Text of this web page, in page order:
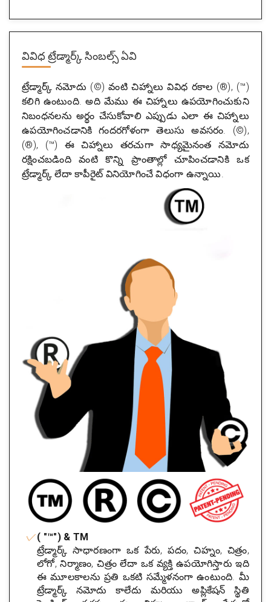
వివిధ ట్రేడ్మార్క్ సింబల్స్ ఏవి
ట్రేడ్మార్క్ నమోదు (©) వంటి చిహ్నాలు వివిధ రకాల (®), (™)
కలిగి ఉంటుంది. అది మేము ఈ చిహ్నాలు ఉపయోగించుకుని
నిబంధనలను అర్థం చేసుకోవాలి ఎప్పుడు ఎలా ఈ చిహ్నాలు
ఉపయోగించడానికి గందరగోళంగా తెలుసు అవసరం. (©),
(®), (™) ఈ చిహ్నాలు తరచుగా సాధ్యమైనంత నమోదు
రక్షించబడింది వంటి కొన్ని ప్రాంతాల్లో చూపించడానికి ఒక
ట్రేడ్మార్క్ లేదా కాపీరైట్ వినియోగించే విధంగా ఉన్నాయి.
( "™") & TM
ట్రేడ్మార్క్ సాధారణంగా ఒక పేరు, పదం, చిహ్నం, చిత్రం,
లోగో, నిర్మాణం, చిత్రం లేదా ఒక వ్యక్తి ఉపయోగిస్తారు ఇది
ఈ మూలకాలను ప్రతి ఒకటి సమ్మేళనంగా ఉంటుంది. మీ
ట్రేడ్మార్క్ నమోదు కాలేదు మరియు అప్లికేషన్ స్థితి